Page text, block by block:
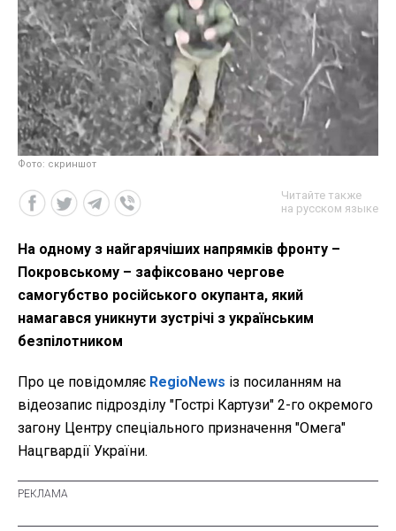
Фото: скриншот
Читайте также
на русском языке
На одному з найгарячіших напрямків фронту –
Покровському – зафіксовано чергове
самогубство російського окупанта, який
намагався уникнути зустрічі з українським
безпілотником
Про це повідомляє RegioNews із посиланням на
відеозапис підрозділу "Гострі Картузи" 2-го окремого
загону Центру спеціального призначення "Омега"
Нацгвардії України.